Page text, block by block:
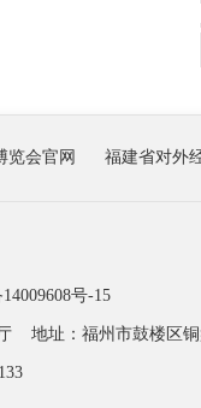
览会官网 福建省对外
号-15
地址：福州市鼓楼区